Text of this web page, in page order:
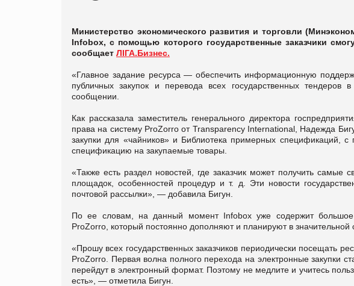
Министерство экономического развития и торговли
Infobox, с помощью которого государственные заказчики
сообщает ЛІГА.Бизнес.
«Главное задание ресурса — обеспечить информационную
публичных закупок и перевода всех государственных
сообщении.
Как рассказала заместитель генерального директора
права на систему ProZorro от Transparency International, Надежда
закупки для «чайников» и Библиотека примерных
спецификацию на закупаемые товары.
«Также есть раздел новостей, где заказчик может получить самые
площадок, особенностей процедур и т. д. Эти новости
почтовой рассылки», — добавила Бигун.
По ее словам, на данный момент Infobox уже содержит большое
ProZorro, который постоянно дополняют и планируют в значительной
«Прошу всех государственных заказчиков периодически посещать
ProZorro. Первая волна полного перехода на электронные закупки
перейдут в электронный формат. Поэтому не медлите и учитесь
есть», — отметила Бигун.